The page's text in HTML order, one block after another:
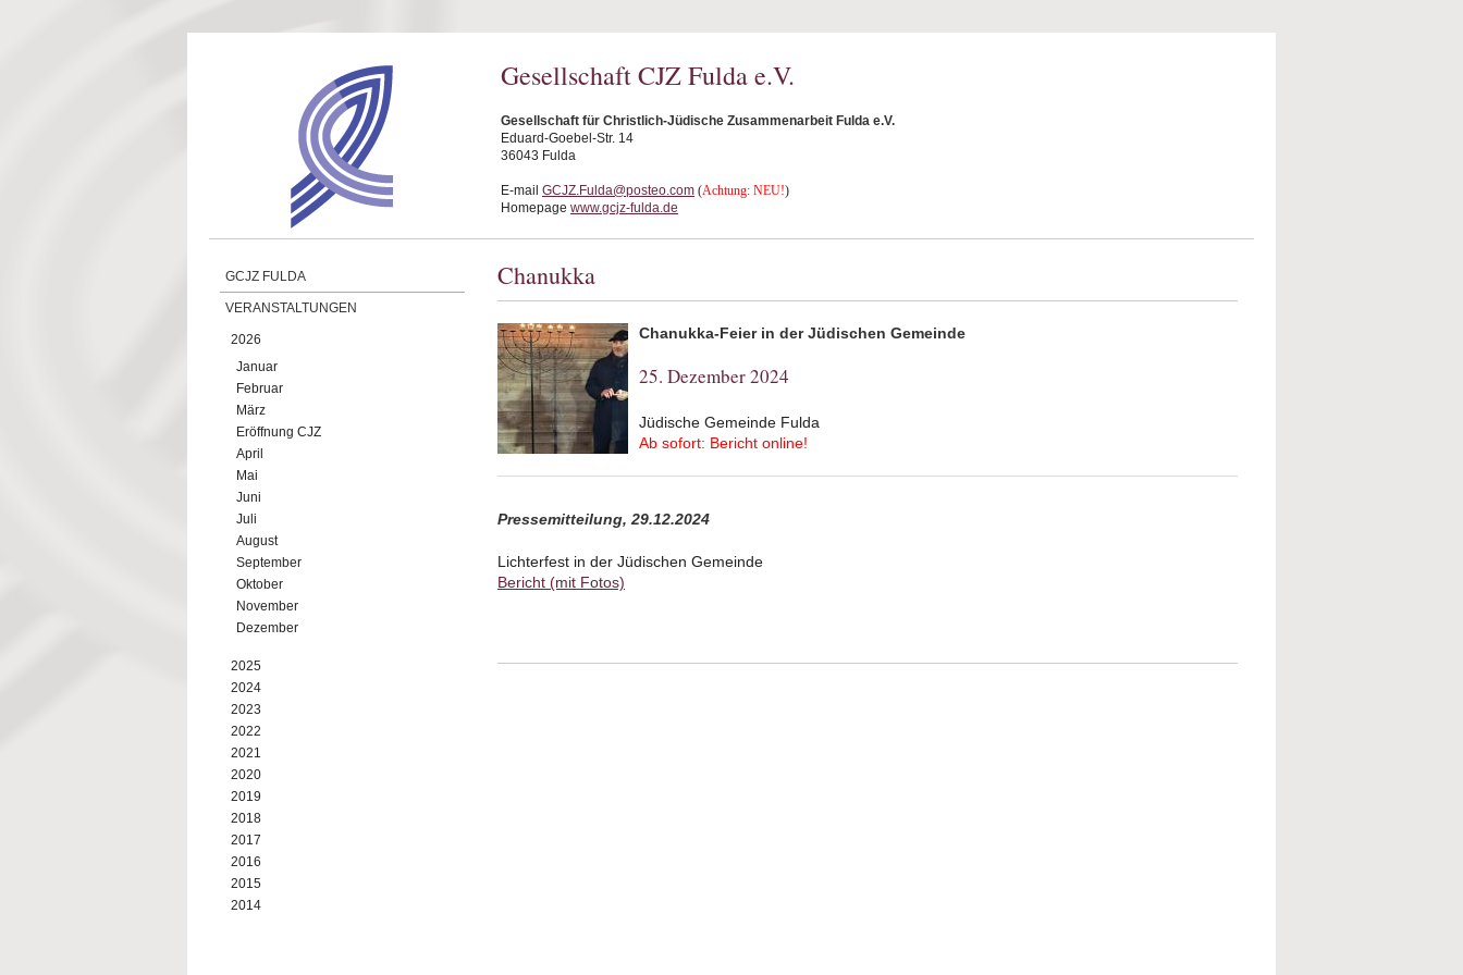
Gesellschaft CJZ Fulda e.V.
Gesellschaft für Christlich-Jüdische Zusammenarbeit Fulda e.V.
Eduard-Goebel-Str. 14
36043 Fulda
E-mail GCJZ.Fulda@posteo.com (Achtung: NEU!)
Homepage www.gcjz-fulda.de
GCJZ FULDA
VERANSTALTUNGEN
2026
Januar
Februar
März
Eröffnung CJZ
April
Mai
Juni
Juli
August
September
Oktober
November
Dezember
2025
2024
2023
2022
2021
2020
2019
2018
2017
2016
2015
2014
Chanukka
Chanukka-Feier in der Jüdischen Gemeinde
25. Dezember 2024
Jüdische Gemeinde Fulda
Ab sofort: Bericht online!
Pressemitteilung, 29.12.2024
Lichterfest in der Jüdischen Gemeinde
Bericht (mit Fotos)